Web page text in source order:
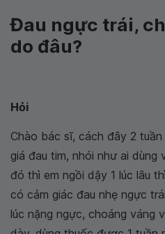
Đau ngực trái,
do đâu?
Hỏi
Chào bác sĩ, cách đây 2
giá đau tim, nhói như ai dùng
đó thì em ngồi dậy 1 lúc lâu
có cảm giác đau nhẹ ngực
lúc nặng ngực, choáng váng